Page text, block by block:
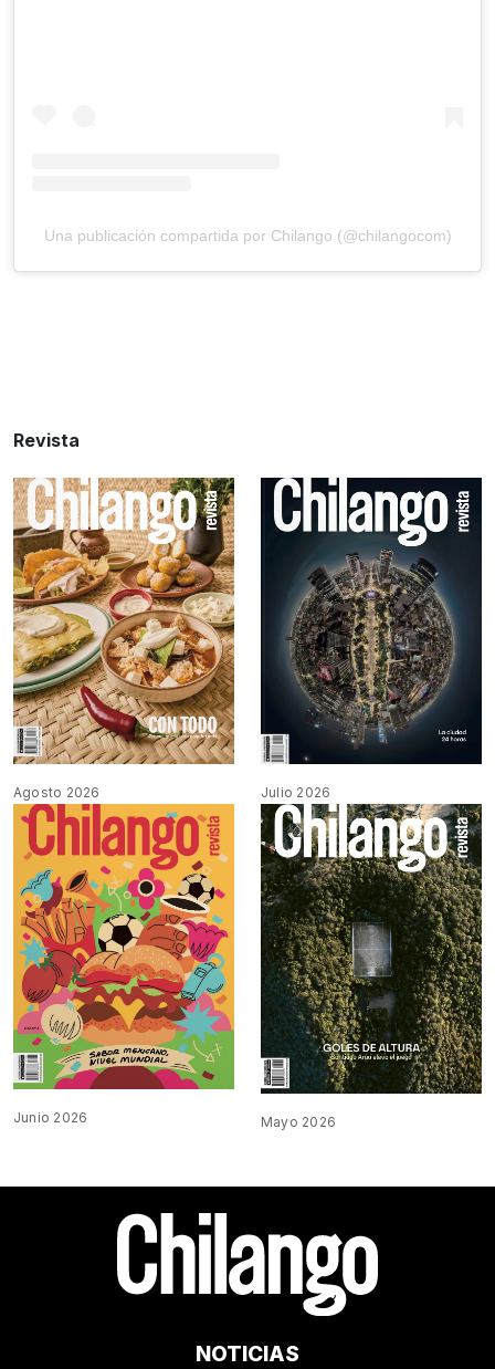
Una publicación compartida por Chilango (@chilangocom)
Revista
Agosto 2026 Julio 2026
Junio 2026 Mayo 2026
NOTICIAS